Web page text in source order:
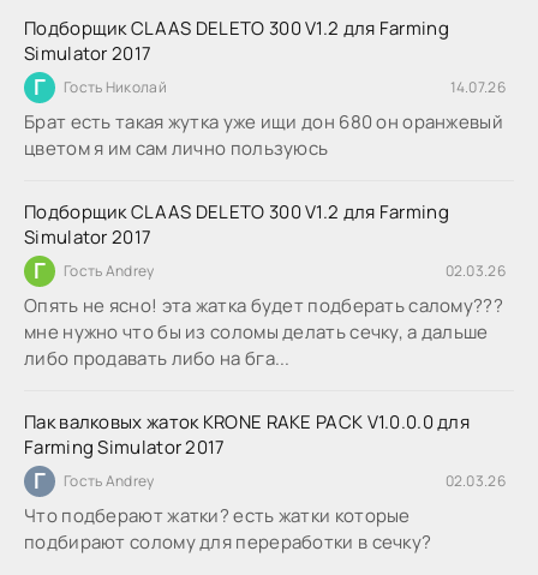
Подборщик CLAAS DELETO 300 V1.2 для Farming
Simulator 2017
Г Гость Николай 14.07.26
Брат есть такая жутка уже ищи дон 680 он оранжевый
цветом я им сам лично пользуюсь
Подборщик CLAAS DELETO 300 V1.2 для Farming
Simulator 2017
Г Гость Andrey 02.03.26
Опять не ясно! эта жатка будет подберать салому???
мне нужно что бы из соломы делать сечку, а дальше
либо продавать либо на бга...
Пак валковых жаток KRONE RAKE PACK V1.0.0.0 для
Farming Simulator 2017
Г Гость Andrey 02.03.26
Что подберают жатки? есть жатки которые
подбирают солому для переработки в сечку?